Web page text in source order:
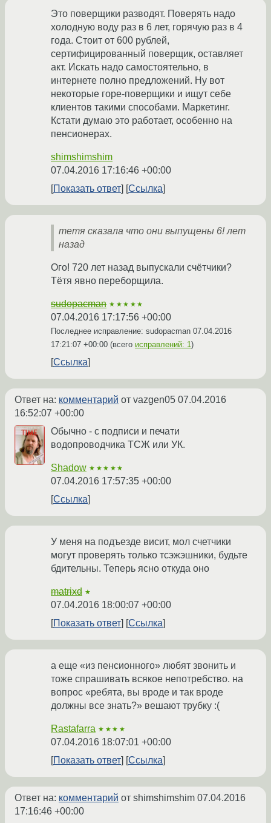
Это поверщики разводят. Поверять надо
холодную воду раз в 6 лет, горячую раз в 4
года. Стоит от 600 рублей,
сертифицированный поверщик, оставляет
акт. Искать надо самостоятельно, в
интернете полно предложений. Ну вот
некоторые горе-поверщики и ищут себе
клиентов такими способами. Маркетинг.
Кстати думаю это работает, особенно на
пенсионерах.
shimshimshim
07.04.2016 17:16:46 +00:00
Показать ответ
Ссылка
тетя сказала что они выпущены 6! лет
назад
Ого! 720 лет назад выпускали счётчики?
Тётя явно переборщила.
sudopacman ★★★★★
07.04.2016 17:17:56 +00:00
Последнее исправление: sudopacman 07.04.2016
17:21:07 +00:00 (всего исправлений: 1)
Ссылка
Ответ на: комментарий от vazgen05 07.04.2016
16:52:07 +00:00
Обычно - с подписи и печати
водопроводчика ТСЖ или УК.
Shadow ★★★★★
07.04.2016 17:57:35 +00:00
Ссылка
У меня на подъезде висит, мол счетчики
могут проверять только тсэжэшники, будьте
бдительны. Теперь ясно откуда оно
matrixd ★
07.04.2016 18:00:07 +00:00
Показать ответ
Ссылка
а еще «из пенсионного» любят звонить и
тоже спрашивать всякое непотребство. на
вопрос «ребята, вы вроде и так вроде
должны все знать?» вешают трубку :(
Rastafarra ★★★★
07.04.2016 18:07:01 +00:00
Показать ответ
Ссылка
Ответ на: комментарий от shimshimshim 07.04.2016
17:16:46 +00:00